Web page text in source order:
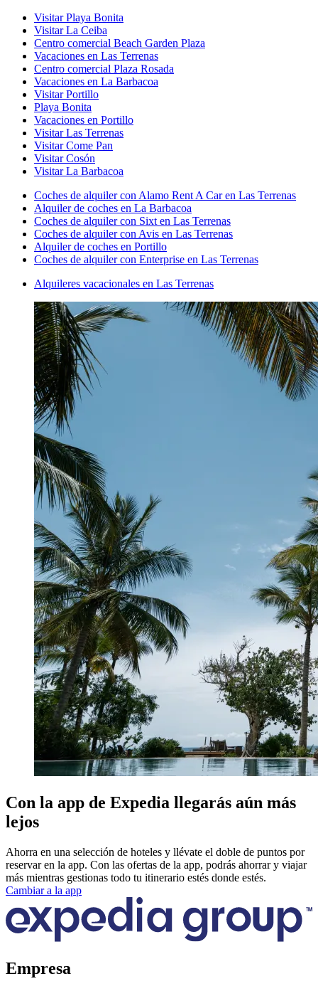
Visitar Playa Bonita
Visitar La Ceiba
Centro comercial Beach Garden Plaza
Vacaciones en Las Terrenas
Centro comercial Plaza Rosada
Vacaciones en La Barbacoa
Visitar Portillo
Playa Bonita
Vacaciones en Portillo
Visitar Las Terrenas
Visitar Come Pan
Visitar Cosón
Visitar La Barbacoa
Coches de alquiler con Alamo Rent A Car en Las Terrenas
Alquiler de coches en La Barbacoa
Coches de alquiler con Sixt en Las Terrenas
Coches de alquiler con Avis en Las Terrenas
Alquiler de coches en Portillo
Coches de alquiler con Enterprise en Las Terrenas
Alquileres vacacionales en Las Terrenas
Con la app de Expedia llegarás aún más
lejos
Ahorra en una selección de hoteles y llévate el doble de puntos por
reservar en la app. Con las ofertas de la app, podrás ahorrar y viajar
más mientras gestionas todo tu itinerario estés donde estés.
Cambiar a la app
Empresa